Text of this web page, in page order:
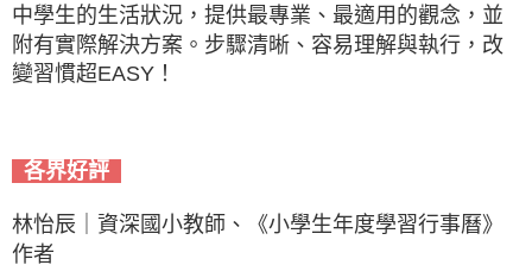
中學生的生活狀況，提供最專業、最適用的觀念，並
附有實際解決方案。步驟清晰、容易理解與執行，改
變習慣超EASY！
各界好評
林怡辰｜資深國小教師、《小學生年度學習行事曆》
作者